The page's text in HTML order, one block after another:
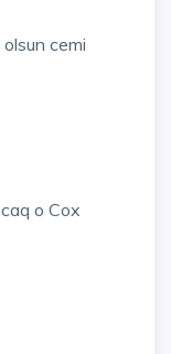
cemi
o Cox